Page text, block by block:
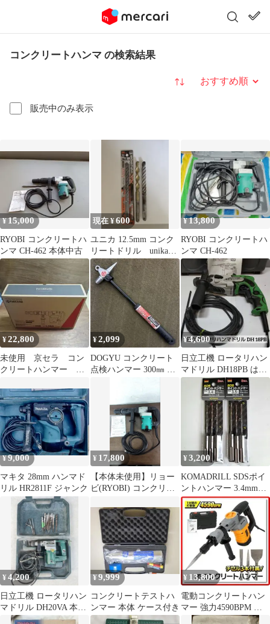
コンクリートハンマ の検索結果
販売中のみ表示
並び替え
¥15,000
RYOBI コンクリートハ
ンマ CH-462 本体中古
現在 ¥600
ユニカ 12.5mm コンク
リートドリル unika
ハンマードリル
¥13,800
RYOBI コンクリートハ
ンマ CH-462
¥22,800
未使用 京セラ コン
クリートハンマー
動 工具 ハツリ
¥2,099
DOGYU コンクリート
点検ハンマー 300㎜ ☆
¥4,600
日立工機 ロータリハン
マドリル DH18PB は
③E
¥9,000
マキタ 28mm ハンマド
リル HR2811F ジャンク
¥ 17,800
【本体未使用】リョー
ビ(RYOBI) コンクリー
¥3,200
KOMADRILL SDSポイ
ントハンマー 3.4mm
3.5mm 2パック
¥4,200
日立工機 ロータリハン
マドリル DH20VA 本体
ケース付 動作確認済
¥9,999
コンクリートテストハ
ンマー 本体 ケース付き
¥ 13,800
電動コンクリートハン
マー 強力4590BPM 放
熱 減震設計 チゼル3種